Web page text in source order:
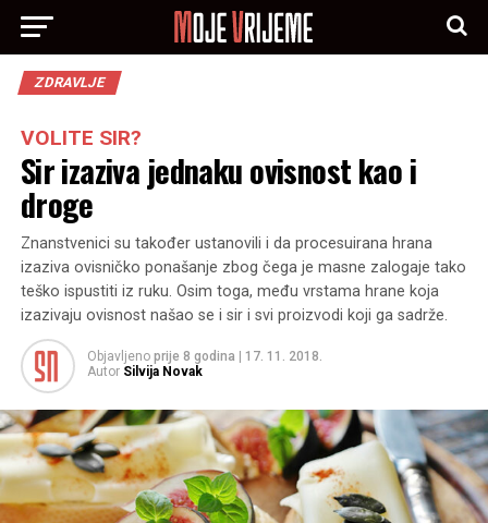
ZDRAVLJE
VOLITE SIR?
Sir izaziva jednaku ovisnost kao i
droge
Znanstvenici su također ustanovili i da procesuirana hrana
izaziva ovisničko ponašanje zbog čega je masne zalogaje tako
teško ispustiti iz ruku. Osim toga, među vrstama hrane koja
izazivaju ovisnost našao se i sir i svi proizvodi koji ga sadrže.
Objavljeno prije 8 godina
17. 11. 2018.
Autor Silvija Novak